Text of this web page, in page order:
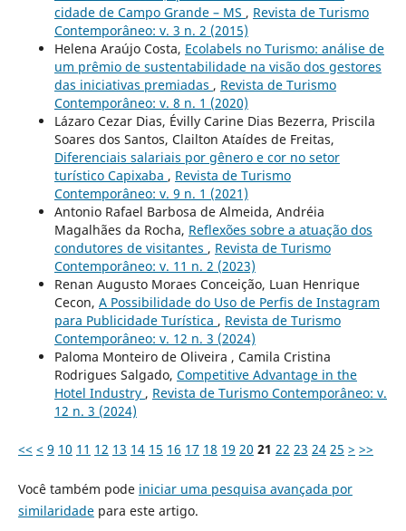
cidade de Campo Grande – MS , Revista de Turismo
Contemporâneo: v. 3 n. 2 (2015)
Helena Araújo Costa, Ecolabels no Turismo: análise de
um prêmio de sustentabilidade na visão dos gestores
das iniciativas premiadas , Revista de Turismo
Contemporâneo: v. 8 n. 1 (2020)
Lázaro Cezar Dias, Évilly Carine Dias Bezerra, Priscila
Soares dos Santos, Clailton Ataídes de Freitas,
Diferenciais salariais por gênero e cor no setor
turístico Capixaba , Revista de Turismo
Contemporâneo: v. 9 n. 1 (2021)
Antonio Rafael Barbosa de Almeida, Andréia
Magalhães da Rocha, Reflexões sobre a atuação dos
condutores de visitantes , Revista de Turismo
Contemporâneo: v. 11 n. 2 (2023)
Renan Augusto Moraes Conceição, Luan Henrique
Cecon, A Possibilidade do Uso de Perfis de Instagram
para Publicidade Turística , Revista de Turismo
Contemporâneo: v. 12 n. 3 (2024)
Paloma Monteiro de Oliveira , Camila Cristina
Rodrigues Salgado, Competitive Advantage in the
Hotel Industry , Revista de Turismo Contemporâneo: v.
12 n. 3 (2024)
<< < 9 10 11 12 13 14 15 16 17 18 19 20 21 22 23 24 25 > >>
Você também pode iniciar uma pesquisa avançada por
similaridadepara este artigo.